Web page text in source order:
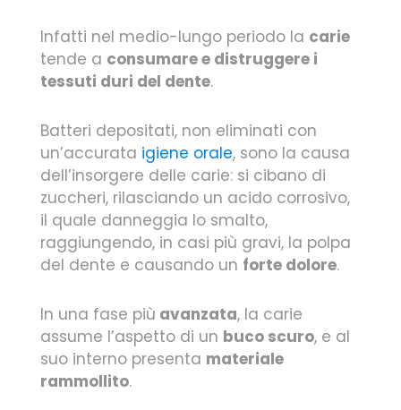
Infatti nel medio-lungo periodo la carie
tende a consumare e distruggere i
tessuti duri del dente.
Batteri depositati, non eliminati con
un’accurata igiene orale, sono la causa
dell’insorgere delle carie: si cibano di
zuccheri, rilasciando un acido corrosivo,
il quale danneggia lo smalto,
raggiungendo, in casi più gravi, la polpa
del dente e causando un forte dolore.
In una fase più avanzata, la carie
assume l’aspetto di un buco scuro, e al
suo interno presenta materiale
rammollito.